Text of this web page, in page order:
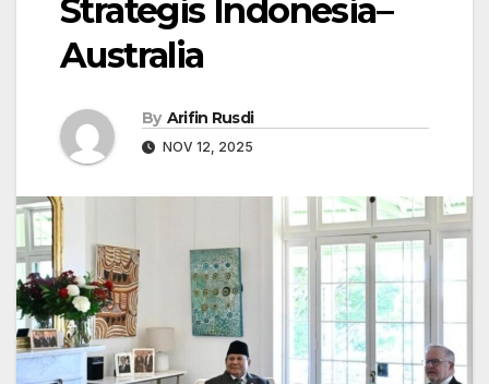
Strategis Indonesia–
Australia
By Arifin Rusdi
NOV 12, 2025